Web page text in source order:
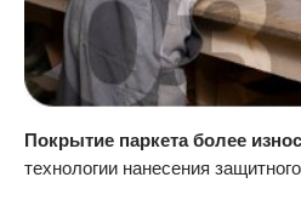
Покрытие паркета более
технологии нанесения